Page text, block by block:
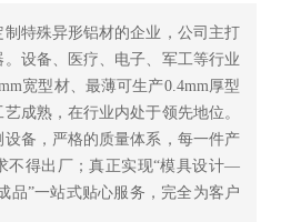
特殊异形铝材的企业，公司主打
设备、医疗、电子、军工等行业
宽型材、最薄可生产0.4mm厚型
成熟，在行业内处于领先地位。
备，严格的质量体系，每一件产
不得出厂；真正实现“模具设计—
”一站式贴心服务，完全为客户